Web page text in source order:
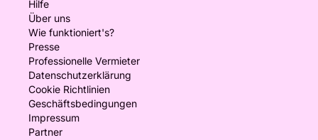
Hilfe
Über uns
Wie funktioniert's?
Presse
Professionelle Vermieter
Datenschutzerklärung
Cookie Richtlinien
Geschäftsbedingungen
Impressum
Partner